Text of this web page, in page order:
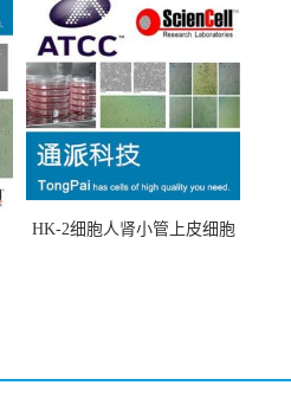
HK-2细胞人肾小管上皮细胞